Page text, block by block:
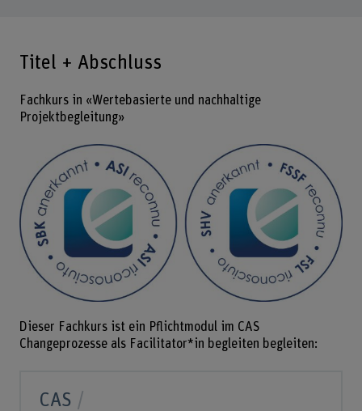
Titel + Abschluss
Fachkurs in «Wertebasierte und nachhaltige
Projektbegleitung»
Dieser Fachkurs ist ein Pflichtmodul im CAS
Changeprozesse als Facilitator*in begleiten begleiten:
CAS